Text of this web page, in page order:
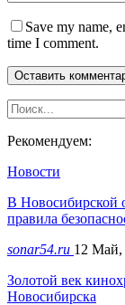
Save my name,
time I comment.
Рекомендуем:
Новости
В Новосибирской
правила
sonar54.ru 12 Май,
Золотой век
Новосибирска